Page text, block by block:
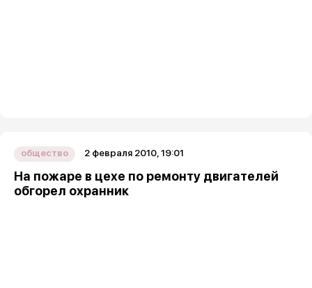
общество 2 февраля 2010, 19:01
На пожаре в цехе по ремонту двигателей
обгорел охранник